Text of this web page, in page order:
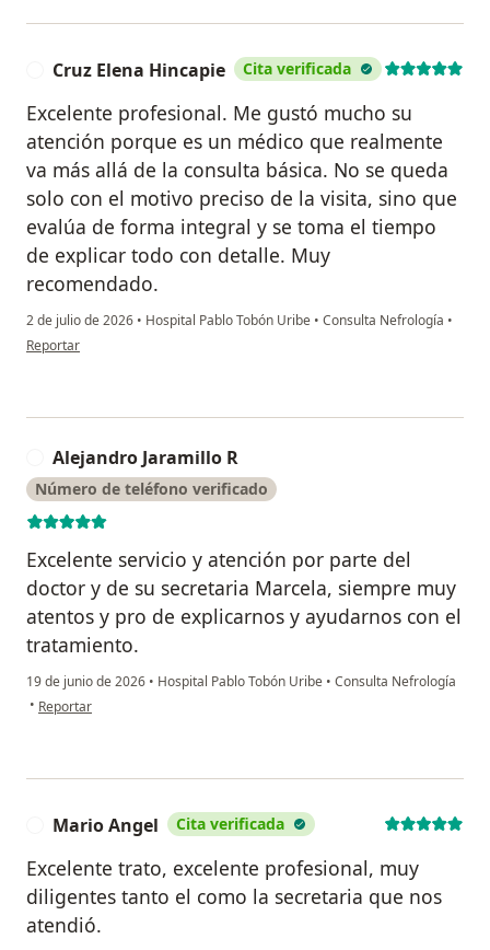
Cruz Elena Hincapie Cita verificada
Excelente profesional. Me gustó mucho su
atención porque es un médico que realmente
va más allá de la consulta básica. No se queda
solo con el motivo preciso de la visita, sino que
evalúa de forma integral y se toma el tiempo
de explicar todo con detalle. Muy
recomendado.
2 de julio de 2026 • Hospital Pablo Tobón Uribe • Consulta Nefrología •
en opinión del usuario Cruz Elena Hincapie
Reportar
Alejandro Jaramillo R
Número de teléfono verificado
Excelente servicio y atención por parte del
doctor y de su secretaria Marcela, siempre muy
atentos y pro de explicarnos y ayudarnos con el
tratamiento.
19 de junio de 2026 • Hospital Pablo Tobón Uribe • Consulta Nefrología
• en opinión del usuario Alejandro Jaramillo R
Reportar
Mario Angel Cita verificada
Excelente trato, excelente profesional, muy
diligentes tanto el como la secretaria que nos
atendió.